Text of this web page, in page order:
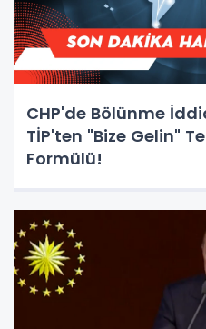
CHP'de Bölünme
TİP'ten "Bize Gelin"
Formülü!